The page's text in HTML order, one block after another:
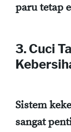
paru tetap
3.Cuci
Sistem
sangat